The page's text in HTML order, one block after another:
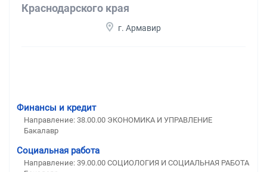
Краснодарского края
г. Армавир
Финансы и кредит
Направление: 38.00.00 ЭКОНОМИКА И УПРАВЛЕНИЕ
Бакалавр
Социальная работа
Направление: 39.00.00 СОЦИОЛОГИЯ И СОЦИАЛЬНАЯ РАБОТА